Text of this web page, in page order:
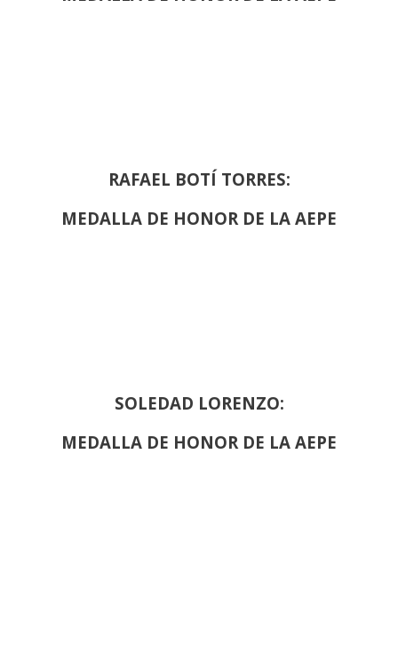
RAFAEL BOTÍ TORRES:
MEDALLA DE HONOR DE LA AEPE
SOLEDAD LORENZO:
MEDALLA DE HONOR DE LA AEPE